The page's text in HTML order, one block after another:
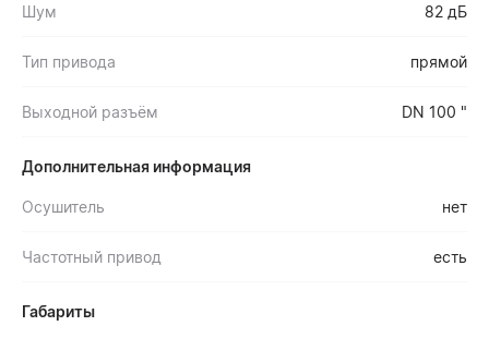
Шум 82 дБ
Тип привода прямой
Выходной разъём DN 100 "
Дополнительная информация
Осушитель нет
Частотный привод есть
Габариты